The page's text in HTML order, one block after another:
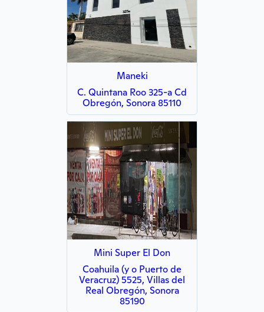
Maneki
C. Quintana Roo 325-a Cd
Obregón, Sonora 85110
Mini Super El Don
Coahuila (y o Puerto de
Veracruz) 5525, Villas del
Real Obregón, Sonora
85190